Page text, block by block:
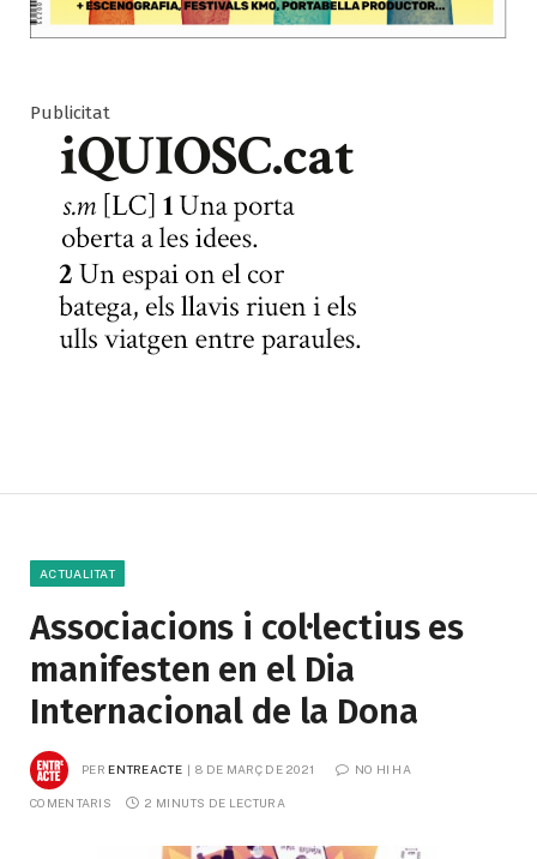
Publicitat
ACTUALITAT
Associacions i col·lectius es
manifesten en el Dia
Internacional de la Dona
PER ENTREACTE 8 DE MARÇ DE 2021 NO HI HA
COMENTARIS 2 MINUTS DE LECTURA